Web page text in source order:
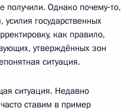
получили. Однако почему‑то,
государственных
как правило,
утверждённых зон
ситуация.
ситуация. Недавно
ставим в пример